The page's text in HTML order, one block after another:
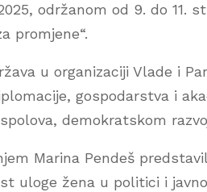
održanom od 9. do 11.
promjene“.
u organizaciji Vlade i
gospodarstva i
demokratskom
Marina Pendeš
uloge žena u politici i